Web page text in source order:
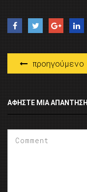
προηγούμενο
ΑΦΉΣΤΕ ΜΙΑ ΑΠΆΝΤΗΣΗ